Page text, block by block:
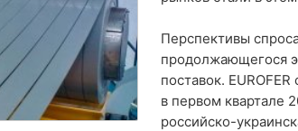
Перспективы
продолжающегося
поставок.
в первом квартале
российско-